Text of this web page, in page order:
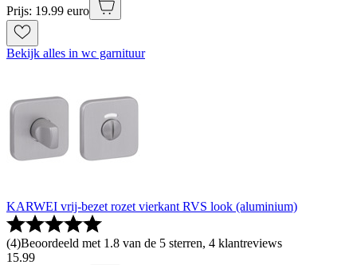
Prijs: 19.99 euro
Bekijk alles in wc garnituur
KARWEI vrij-bezet rozet vierkant RVS look (aluminium)
(4)Beoordeeld met 1.8 van de 5 sterren, 4 klantreviews
15.99